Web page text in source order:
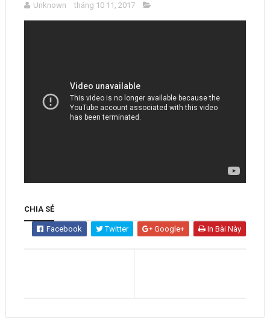
Unknown tháng 10 11, 2017
CHIA SẺ
Facebook Twitter Google+ In Bài Này